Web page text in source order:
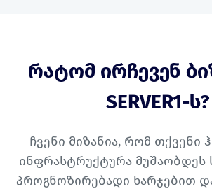
რატომ ირჩევენ
SERVER1-ს?
ჩვენი მიზანია, რომ თქვენი
ინფრასტრუქტურა
პროგნოზირებადი ხარჯებით და